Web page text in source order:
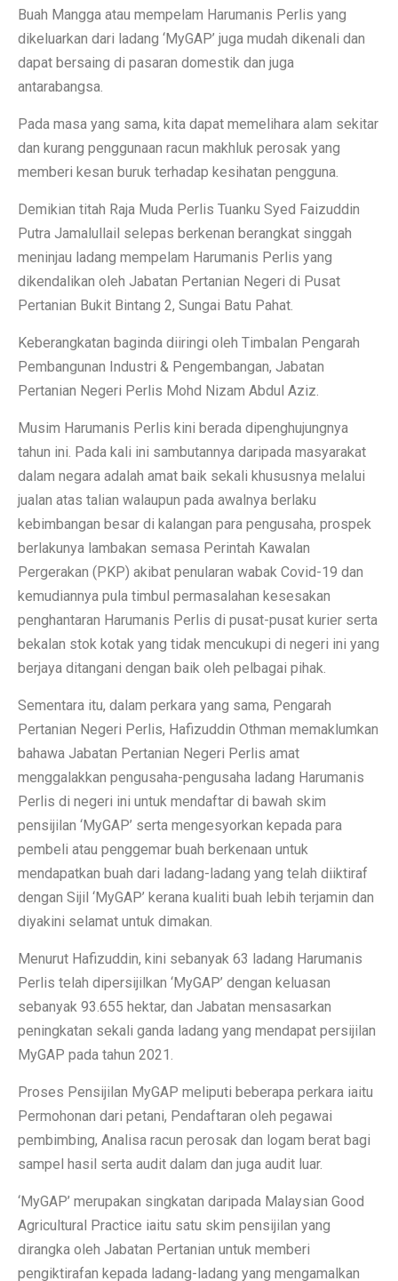
Buah Mangga atau mempelam Harumanis Perlis yang
dikeluarkan dari ladang ‘MyGAP’ juga mudah dikenali dan
dapat bersaing di pasaran domestik dan juga
antarabangsa.
Pada masa yang sama, kita dapat memelihara alam sekitar
dan kurang penggunaan racun makhluk perosak yang
memberi kesan buruk terhadap kesihatan pengguna.
Demikian titah Raja Muda Perlis Tuanku Syed Faizuddin
Putra Jamalullail selepas berkenan berangkat singgah
meninjau ladang mempelam Harumanis Perlis yang
dikendalikan oleh Jabatan Pertanian Negeri di Pusat
Pertanian Bukit Bintang 2, Sungai Batu Pahat.
Keberangkatan baginda diiringi oleh Timbalan Pengarah
Pembangunan Industri & Pengembangan, Jabatan
Pertanian Negeri Perlis Mohd Nizam Abdul Aziz.
Musim Harumanis Perlis kini berada dipenghujungnya
tahun ini. Pada kali ini sambutannya daripada masyarakat
dalam negara adalah amat baik sekali khususnya melalui
jualan atas talian walaupun pada awalnya berlaku
kebimbangan besar di kalangan para pengusaha, prospek
berlakunya lambakan semasa Perintah Kawalan
Pergerakan (PKP) akibat penularan wabak Covid-19 dan
kemudiannya pula timbul permasalahan kesesakan
penghantaran Harumanis Perlis di pusat-pusat kurier serta
bekalan stok kotak yang tidak mencukupi di negeri ini yang
berjaya ditangani dengan baik oleh pelbagai pihak.
Sementara itu, dalam perkara yang sama, Pengarah
Pertanian Negeri Perlis, Hafizuddin Othman memaklumkan
bahawa Jabatan Pertanian Negeri Perlis amat
menggalakkan pengusaha-pengusaha ladang Harumanis
Perlis di negeri ini untuk mendaftar di bawah skim
pensijilan ‘MyGAP’ serta mengesyorkan kepada para
pembeli atau penggemar buah berkenaan untuk
mendapatkan buah dari ladang-ladang yang telah diiktiraf
dengan Sijil ‘MyGAP’ kerana kualiti buah lebih terjamin dan
diyakini selamat untuk dimakan.
Menurut Hafizuddin, kini sebanyak 63 ladang Harumanis
Perlis telah dipersijilkan ‘MyGAP’ dengan keluasan
sebanyak 93.655 hektar, dan Jabatan mensasarkan
peningkatan sekali ganda ladang yang mendapat persijilan
MyGAP pada tahun 2021.
Proses Pensijilan MyGAP meliputi beberapa perkara iaitu
Permohonan dari petani, Pendaftaran oleh pegawai
pembimbing, Analisa racun perosak dan logam berat bagi
sampel hasil serta audit dalam dan juga audit luar.
‘MyGAP’ merupakan singkatan daripada Malaysian Good
Agricultural Practice iaitu satu skim pensijilan yang
dirangka oleh Jabatan Pertanian untuk memberi
pengiktirafan kepada ladang-ladang yang mengamalkan